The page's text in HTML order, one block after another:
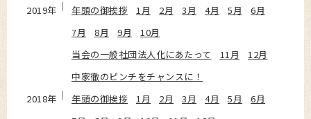
2019年
年頭の御挨拶 1月 2月 3月 4月 5月
6月
7月
8月 9月
10月
当会の一般社団法人化にあたって
11月
12月
中家徹のピンチをチャンスに！
2018年
年頭の御挨拶 1月 2月 3月 4月 5月
6月